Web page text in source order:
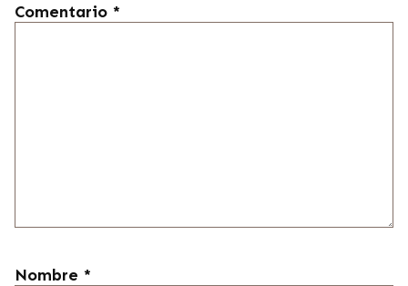
Comentario *
Nombre *